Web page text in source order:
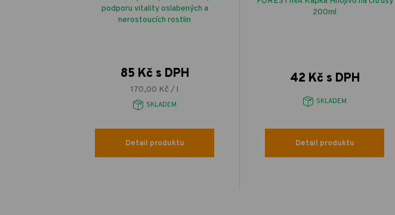
podporu vitality oslabených a
nerostoucích rostlin
85 Kč s DPH
170,00 Kč / l
SKLADEM
Detail produktu
200ml
42 Kč s DPH
SKLADEM
Detail produktu